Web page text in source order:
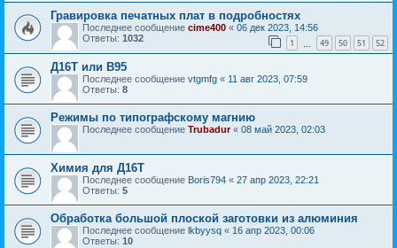
Гравировка печатных плат в подробностях
Последнее сообщение cime400 « 06 дек 2023, 14:56
Ответы: 1032 1 49 50 51 52
Д16Т или В95
Последнее сообщение vtgmfg « 11 авг 2023, 07:59
Ответы: 8
Режимы по типографскому магнию
Последнее сообщение Trubadur« 08 май 2023, 02:03
Химия для Д16Т
Последнее сообщение Boris794 « 27 апр 2023, 22:21
Ответы: 5
Обработка большой плоской заготовки из алюминия
Последнее сообщение lkbyysq « 16 апр 2023, 00:06
Ответы: 10